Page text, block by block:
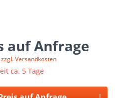
auf Anfrage
zzgl. Versandkosten
ca. 5 Tage